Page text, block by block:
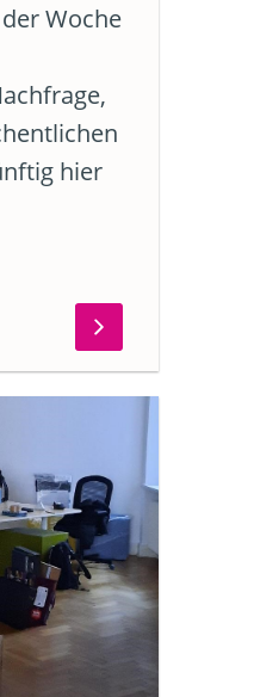
Woche
hier